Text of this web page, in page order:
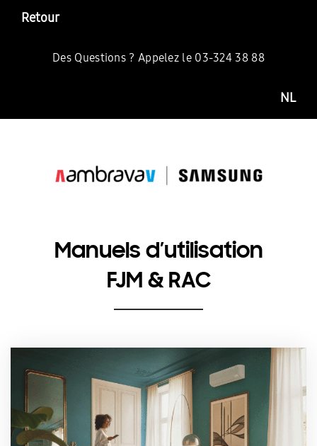
Retour
Des Questions ? Appelez le 03-324 38 88
NL
Manuels d’utilisation
FJM & RAC